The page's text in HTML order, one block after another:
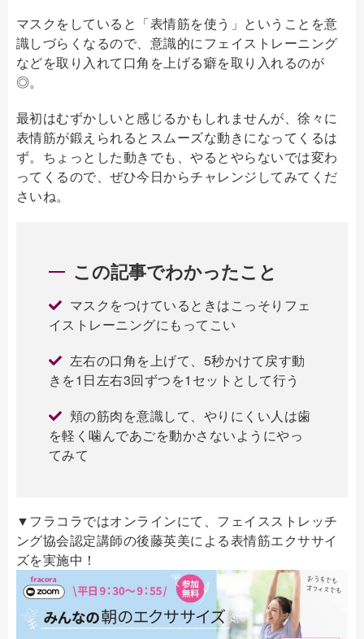
マスクをしていると「表情筋を使う」ということを意
識しづらくなるので、意識的にフェイストレーニング
などを取り入れて口角を上げる癖を取り入れるのが
◎。
最初はむずかしいと感じるかもしれませんが、徐々に
表情筋が鍛えられるとスムーズな動きになってくるは
ず。ちょっとした動きでも、やるとやらないでは変わ
ってくるので、ぜひ今日からチャレンジしてみてくだ
さいね。
この記事でわかったこと
マスクをつけているときはこっそりフェ
イストレーニングにもってこい
左右の口角を上げて、5秒かけて戻す動
きを1日左右3回ずつを1セットとして行う
頬の筋肉を意識して、やりにくい人は歯
を軽く噛んであごを動かさないようにやっ
てみて
▼フラコラではオンラインにて、フェイスストレッチ
ング協会認定講師の後藤英美による表情筋エクササイ
ズを実施中！